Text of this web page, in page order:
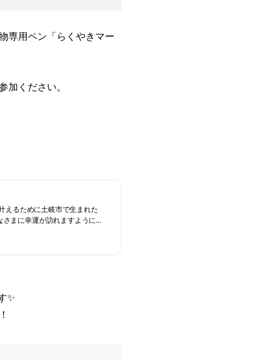
専用ペン「らくやきマー
加ください。
えるために土岐市で生まれた
まに幸運が訪れますように...
✨